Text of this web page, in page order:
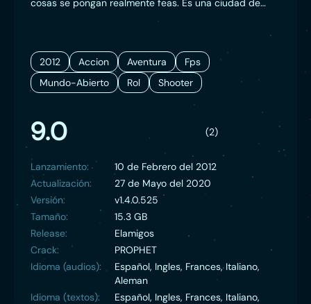
cosas se pongan realmente feas. Es una ciudad de
lugar donde las personas apropiadas con el
armamento adecuado pueden hacer historia, y de
paso hacer algo más que un par de enemigos.
2012 Accion Aventura
Fps
Mundo-Abierto
Rol Shooter
9.0 (2)
Lanzamiento:
10 de Febrero del 2012
Actualización:
27 de Mayo del 2020
Versión:
v1.4.0.525
Tamaño:
15.3 GB
Release:
Elamigos
Crack:
PROPHET
Idioma (audios):
Español, Ingles, Frances, Italiano,
Aleman
Idioma (textos):
Español, Ingles, Frances, Italiano,